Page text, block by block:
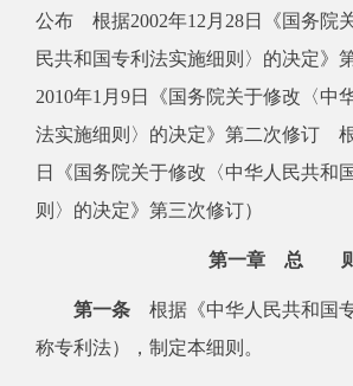
公布 根据2002年12月28日《国务院
民共和国专利法实施细则〉的决定
2010年1月9日《国务院关于修改〈中
法实施细则〉的决定》第二次修订 根
日《国务院关于修改〈中华人民共和
则〉的决定》第三次修订）
第一章 总
第一条 根据《中华人民共和国
称专利法），制定本细则。